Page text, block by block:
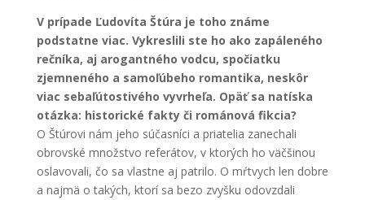
V prípade Ľudovíta Štúra je toho známe
podstatne viac. Vykreslili ste ho ako zapáleného
rečníka, aj arogantného vodcu, spočiatku
zjemneného a samoľúbeho romantika, neskôr
viac sebaľútostivého vyvrheľa. Opäť sa natíska
otázka: historické fakty či románová fikcia?
O Štúrovi nám jeho súčasníci a priatelia zanechali
obrovské množstvo referátov, v ktorých ho väčšinou
oslavovali, čo sa vlastne aj patrilo. O mŕtvych len dobre
a najmä o takých, ktorí sa bezo zvyšku odovzdali